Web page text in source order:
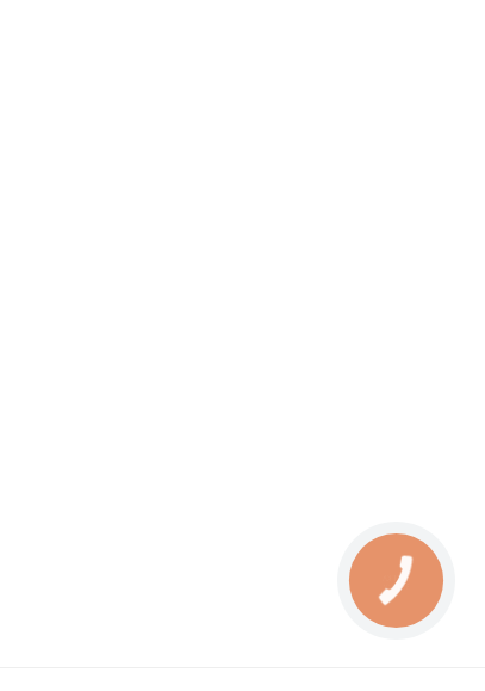
КНОПКА
ЗВ'ЯЗКУ